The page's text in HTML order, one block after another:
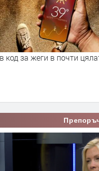
код за жеги в почти